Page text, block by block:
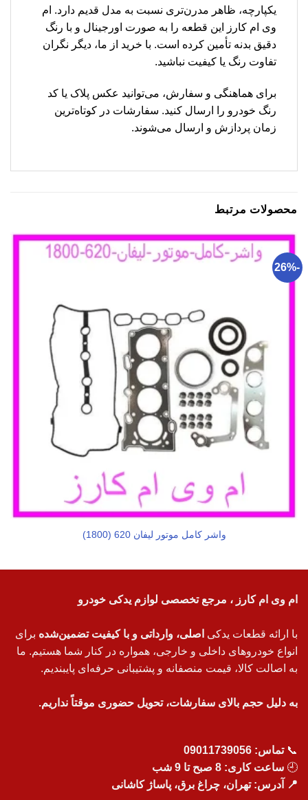
یکپارچه، ظاهر مدرن‌تری نسبت به مدل قدیم دارد. ام
وی ام کارز این قطعه را به صورت اورجینال و با رنگ
دقیق بدنه تأمین کرده است. با خرید از ما، دیگر نگران
تفاوت رنگ یا کیفیت نباشید.
برای هماهنگی و سفارش، می‌توانید عکس پلاک یا کد
رنگ خودرو را ارسال کنید. سفارشات در کوتاه‌ترین
زمان پردازش و ارسال می‌شوند.
محصولات مرتبط
-26%
واشر کامل موتور لیفان 620 (1800)
ام وی ام کارز ، مرجع تخصصی لوازم یدکی خودرو
با ارائه قطعات یدکی اصلی، وارداتی و با کیفیت تضمین‌شده برای
انواع خودروهای داخلی و خارجی، همواره در کنار شما هستیم. ما
به اصالت کالا، قیمت منصفانه و پشتیبانی حرفه‌ای پایبندیم.
به دلیل حجم بالای سفارشات، تحویل حضوری موقتاً نداریم.
📞تماس: 09011739056
🕘 ساعت کاری: 8 صبح تا 9 شب
📍 آدرس: تهران، چراغ برق، پاساژ کاشانی